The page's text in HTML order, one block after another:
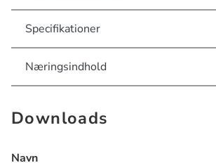
Specifikationer
Næringsindhold
Downloads
Navn